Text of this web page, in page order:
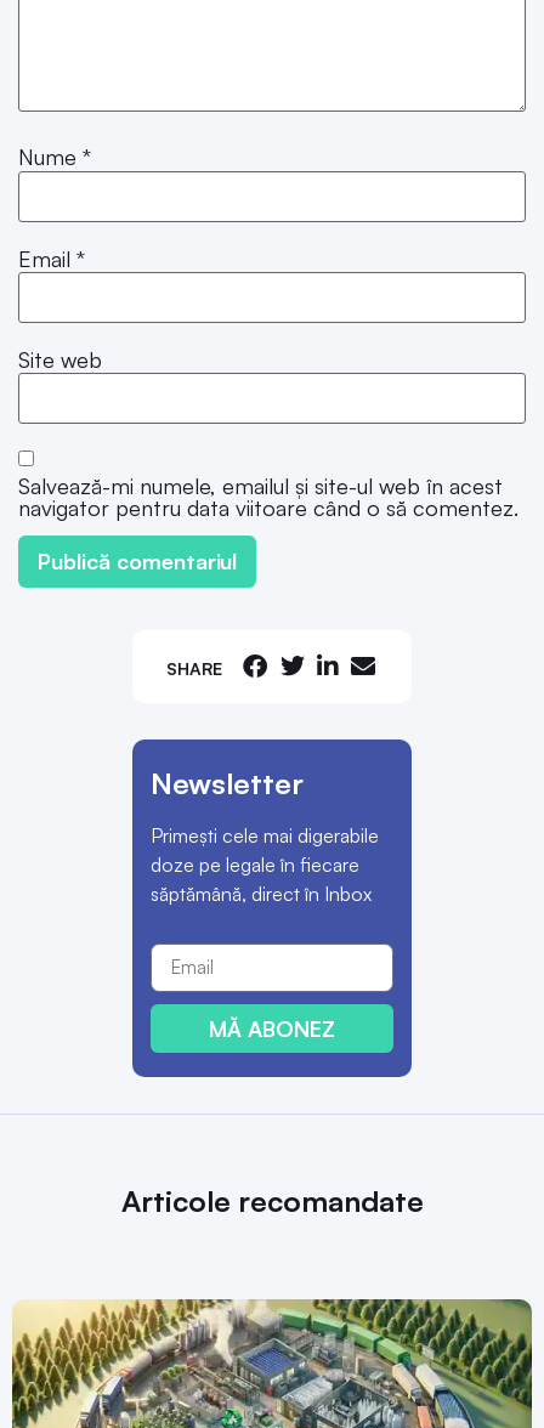
SHARE
Newsletter
Primești cele mai digerabile
doze pe legale în fiecare
săptămână, direct în Inbox
MĂ ABONEZ
Nume *
Email *
Site web
Salvează-mi numele, emailul și site-ul web în acest
navigator pentru data viitoare când o să comentez.
Articole recomandate